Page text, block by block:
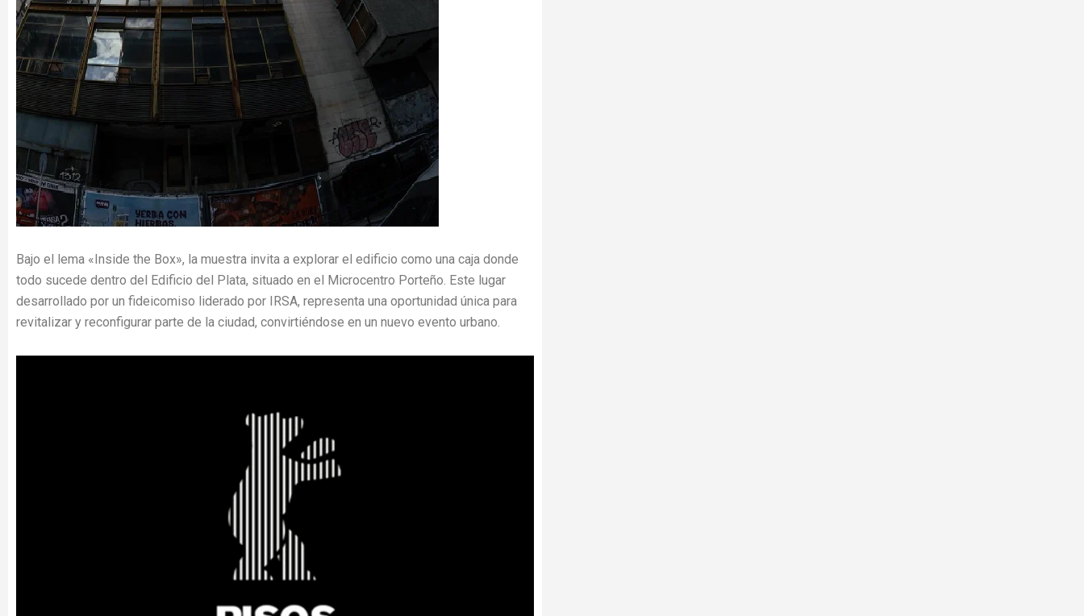
Bajo el lema «Inside the Box», la muestra invita a explorar el edificio como una caja donde
todo sucede dentro del Edificio del Plata, situado en el Microcentro Porteño. Este lugar
desarrollado por un fideicomiso liderado por IRSA, representa una oportunidad única para
revitalizar y reconfigurar parte de la ciudad, convirtiéndose en un nuevo evento urbano.